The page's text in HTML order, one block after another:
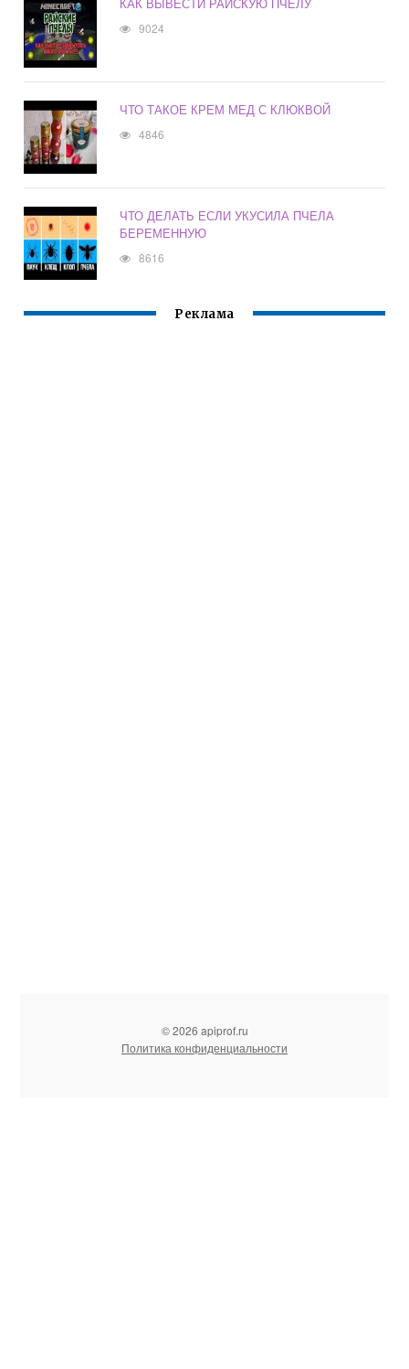
КАК ВЫВЕСТИ РАЙСКУЮ ПЧЕЛУ
9024
ЧТО ТАКОЕ КРЕМ МЕД С КЛЮКВОЙ
4846
ЧТО ДЕЛАТЬ ЕСЛИ УКУСИЛА ПЧЕЛА
БЕРЕМЕННУЮ
8616
Реклама
© 2026 apiprof.ru
Политика конфиденциальности